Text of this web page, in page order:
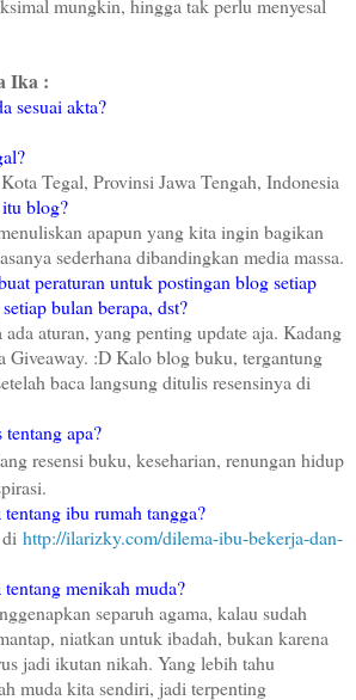
mungkin, hingga tak perlu menyesal
Ika :
sesuai akta?
Tegal, Provinsi Jawa Tengah, Indonesia
blog?
apapun yang kita ingin bagikan
sederhana dibandingkan media massa.
peraturan untuk postingan blog setiap
bulan berapa, dst?
aturan, yang penting update aja. Kadang
Giveaway. :D Kalo blog buku, tergantung
baca langsung ditulis resensinya di
apa?
resensi buku, keseharian, renungan hidup
ibu rumah tangga?
http://ilarizky.com/dilema-ibu-bekerja-dan-
menikah muda?
separuh agama, kalau sudah
niatkan untuk ibadah, bukan karena
jadi ikutan nikah. Yang lebih tahu
muda kita sendiri, jadi terpenting